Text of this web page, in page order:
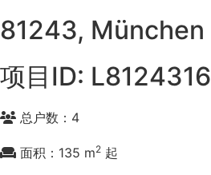
81243, München
项目ID: L8124316
总户数：4
面积：135 m2 起